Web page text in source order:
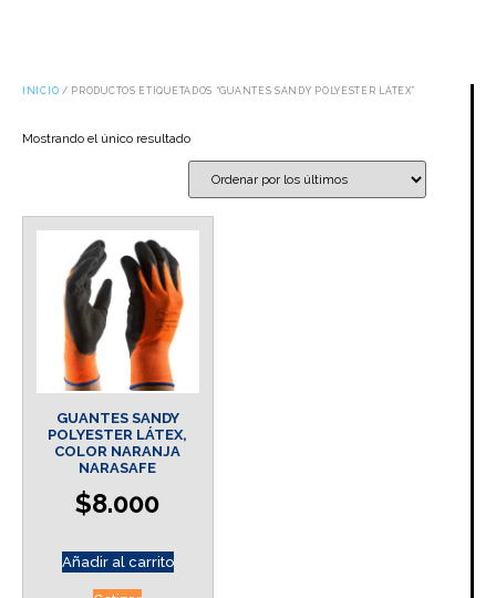
INICIO / PRODUCTOS ETIQUETADOS “GUANTES SANDY POLYESTER LÁTEX”
Mostrando el único resultado
GUANTES SANDY
POLYESTER LÁTEX,
COLOR NARANJA
NARASAFE
$8.000
Añadir al carrito